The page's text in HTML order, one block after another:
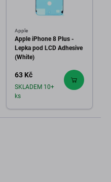
Apple
Apple iPhone 8 Plus -
Lepka pod LCD Adhesive
(White)
63 Kč
SKLADEM 10+
ks